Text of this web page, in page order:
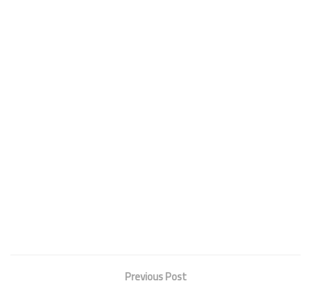
Previous Post